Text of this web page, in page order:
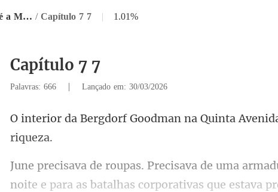
Enquanto Eu Sangrava Até a Morte, Ele Acendia Lanternas Para Ela / Capítulo 7 7 | 1.01%
Capítulo 7 7
Palavras: 666 | Lançado em: 30/03/2026
odman na Quinta
noite e para as bat